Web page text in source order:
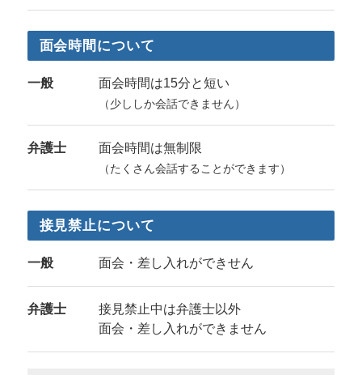
面会時間について
一般 面会時間は15分と短い
（少ししか会話できません）
弁護士 面会時間は無制限
（たくさん会話することができます）
接見禁止について
一般 面会・差し入れができせん
弁護士
接見禁止中は弁護士以外
面会・差し入れができません